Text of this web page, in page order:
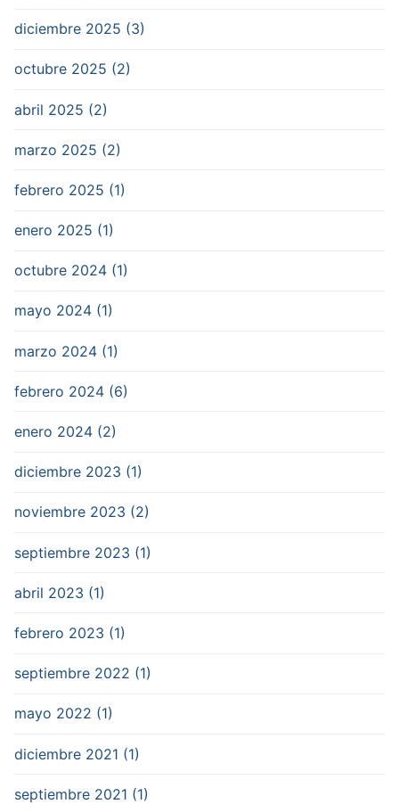
diciembre 2025 (3)
octubre 2025 (2)
abril 2025 (2)
marzo 2025 (2)
febrero 2025 (1)
enero 2025 (1)
octubre 2024 (1)
mayo 2024 (1)
marzo 2024 (1)
febrero 2024 (6)
enero 2024 (2)
diciembre 2023 (1)
noviembre 2023 (2)
septiembre 2023 (1)
abril 2023 (1)
febrero 2023 (1)
septiembre 2022 (1)
mayo 2022 (1)
diciembre 2021 (1)
septiembre 2021 (1)